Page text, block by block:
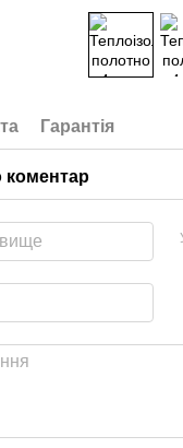
Гарантія
коментар